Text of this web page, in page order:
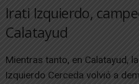
Irati Izquierdo,
Calatayud
Mientras tanto, en Calatayud,
Izquierdo Cerceda volvió a